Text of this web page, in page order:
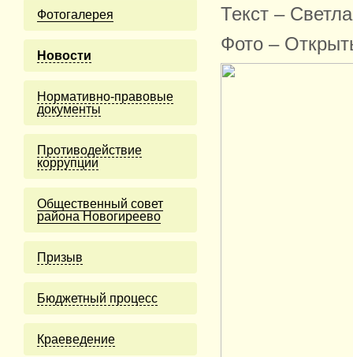
Фотогалерея
Новости
Нормативно-правовые
документы
Противодействие
коррупции
Общественный совет
района Новогиреево
Призыв
Бюджетный процесс
Краеведение
Текст –
Фото –